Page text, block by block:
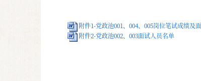
附件1-党政池001、004、005岗位笔试成绩及
附件2-党政池002、003面试人员名单